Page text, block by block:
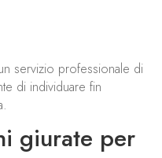
servizio professionale di
di individuare fin
giurate per